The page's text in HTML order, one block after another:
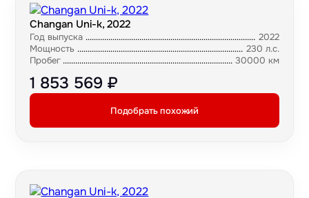
Changan Uni-k, 2022
Год выпуска
2022
Мощность
230 л.с.
Пробег
30000 км
1 853 569 ₽
Подобрать похожий